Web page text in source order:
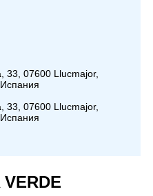
33, 07600 Llucmajor,
33, 07600 Llucmajor,